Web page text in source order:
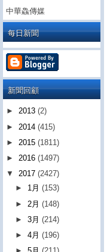
中華鱻傳媒
每日新聞
新聞回顧
► 2013 (2)
► 2014 (415)
► 2015 (1811)
► 2016 (1497)
▼ 2017 (2427)
► 1月(153)
► 2月(148)
►3月(214)
►4月(196)